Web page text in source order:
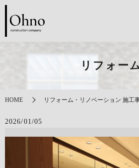
リフォー
HOME リフォーム・リノベーション 施工
2026/01/05